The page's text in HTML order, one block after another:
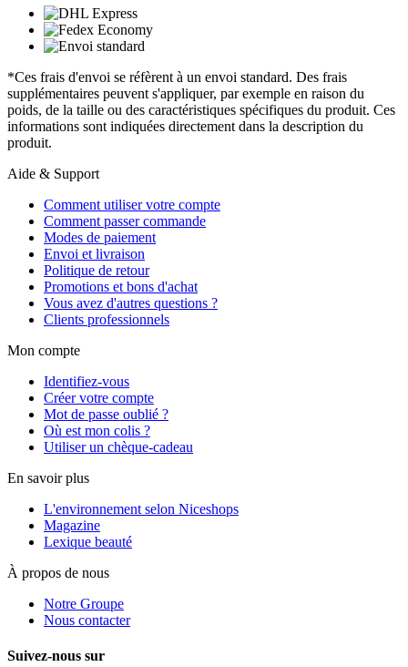
*Ces frais d'envoi se réfèrent à un envoi standard. Des frais
supplémentaires peuvent s'appliquer, par exemple en raison du
poids, de la taille ou des caractéristiques spécifiques du produit. Ces
informations sont indiquées directement dans la description du
produit.
Aide & Support
Comment utiliser votre compte
Comment passer commande
Modes de paiement
Envoi et livraison
Politique de retour
Promotions et bons d'achat
Vous avez d'autres questions ?
Clients professionnels
Mon compte
Identifiez-vous
Créer votre compte
Mot de passe oublié ?
Où est mon colis ?
Utiliser un chèque-cadeau
En savoir plus
L'environnement selon Niceshops
Magazine
Lexique beauté
À propos de nous
Notre Groupe
Nous contacter
Suivez-nous sur